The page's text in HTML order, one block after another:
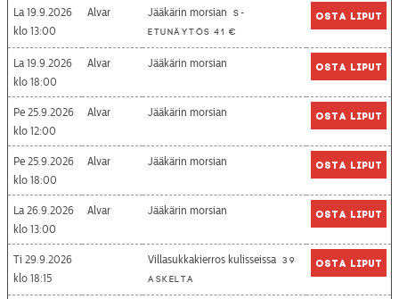
La 19.9.2026
13:00
Alvar Jääkärin morsian
S-
etunäytös 41 €
Osta liput
La 19.9.2026
18:00
Alvar Jääkärin morsian Osta liput
Pe 25.9.2026
12:00
Alvar Jääkärin morsian Osta liput
Pe 25.9.2026
18:00
Alvar Jääkärin morsian Osta liput
La 26.9.2026
13:00
Alvar Jääkärin morsian Osta liput
Ti 29.9.2026
18:15
Villasukkakierros kulisseissa 39
askelta
Osta liput